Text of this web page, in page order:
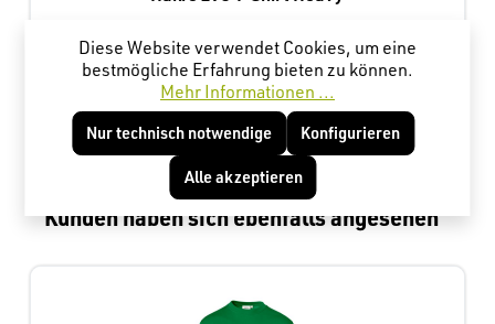
Farbe:weiß | Größe:S
9,49 €*
Produktgalerie überspringen
Kunden haben sich ebenfalls angesehen
Diese Website verwendet Cookies, um eine
bestmögliche Erfahrung bieten zu können.
Mehr Informationen ...
Nur technisch notwendige Konfigurieren
Alle akzeptieren